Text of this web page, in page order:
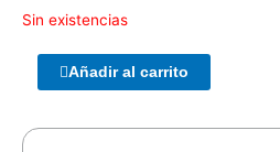
Sin existencias
ENCLOUSER
TERRAX
SATA
Añadir al carrito